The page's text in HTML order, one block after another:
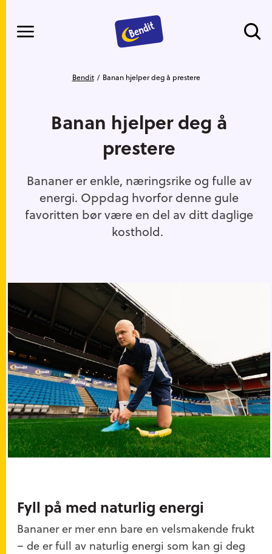
Du er her
Bendit Banan hjelper deg å prestere
Banan hjelper deg å
prestere
Bananer er enkle, næringsrike og fulle av
energi. Oppdag hvorfor denne gule
favoritten bør være en del av ditt daglige
kosthold.
Fyll på med naturlig energi
Bananer er mer enn bare en velsmakende frukt
– de er full av naturlig energi som kan gi deg